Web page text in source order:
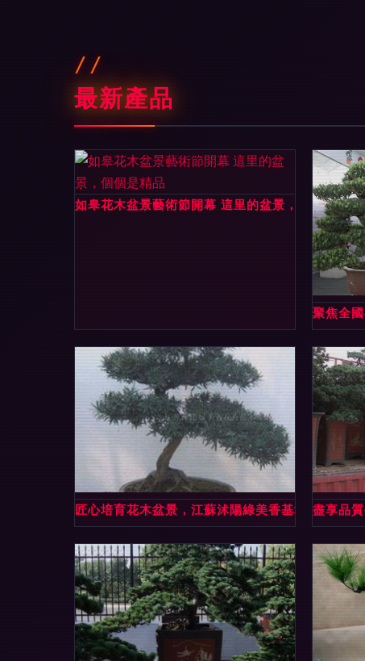
最新產品
如皋花木盆景藝術節開幕 這里的盆景，個個是精品
聚焦全
匠心培育花木盆景，江蘇沭陽綠美香基地供應優選
盡享品